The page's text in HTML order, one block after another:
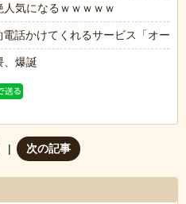
人気になるｗｗｗｗｗ
電話かけてくれるサービス「オー
、爆誕
次の記事